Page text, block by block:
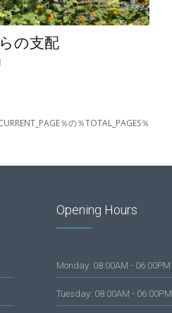
の支配
％の％TOTAL_PAGES％
Opening Hours
Monday: 08:00AM - 06:00PM
Tuesday: 08:00AM - 06:00PM